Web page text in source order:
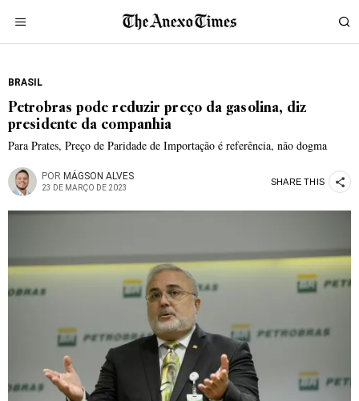
BRASIL
Petrobras pode reduzir preço da gasolina, diz
presidente da companhia
Para Prates, Preço de Paridade de Importação é referência, não dogma
POR MÁGSON ALVES
23 DE MARÇO DE 2023
SHARE THIS